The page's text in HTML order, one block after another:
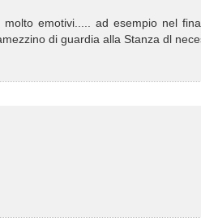
emotivi..... ad esempio nel
di guardia alla Stanza dl